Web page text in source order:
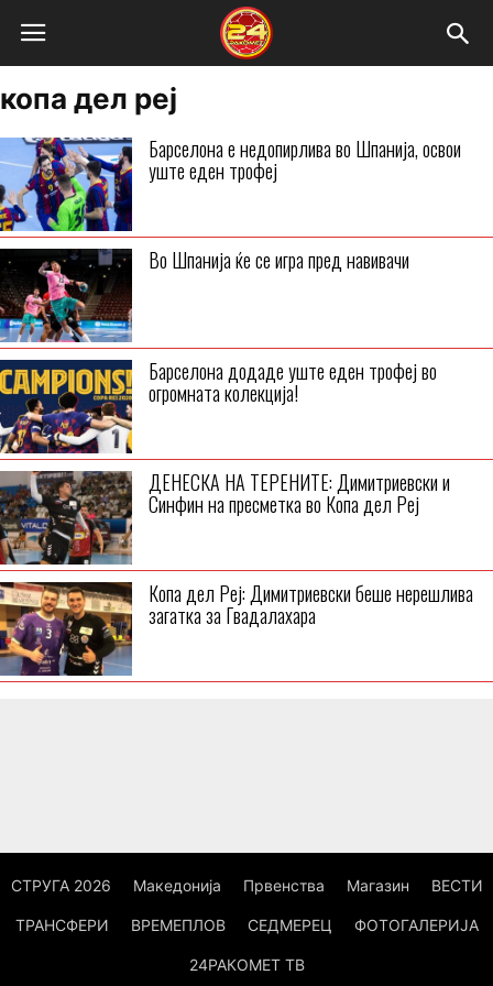
копа дел реј
Барселона е недопирлива во Шпанија, освои
уште еден трофеј
Во Шпанија ќе се игра пред навивачи
Барселона додаде уште еден трофеј во
огромната колекција!
ДЕНЕСКА НА ТЕРЕНИТЕ: Димитриевски и
Синфин на пресметка во Копа дел Реј
Копа дел Реј: Димитриевски беше нерешлива
загатка за Гвадалахара
СТРУГА 2026 Македонија Првенства Магазин ВЕСТИ
ТРАНСФЕРИ ВРЕМЕПЛОВ СЕДМЕРЕЦ ФОТОГАЛЕРИЈА
24РАКОМЕТ ТВ